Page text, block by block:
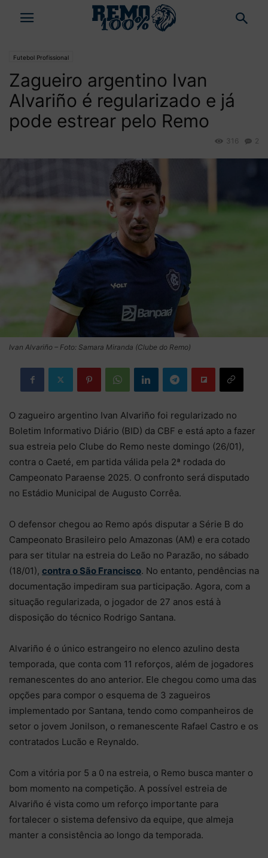
Futebol Profissional
Zagueiro argentino Ivan
Alvariño é regularizado e já
pode estrear pelo Remo
2
316
Ivan Alvariño – Foto: Samara Miranda (Clube do Remo)
O zagueiro argentino Ivan Alvariño foi regularizado no
Boletim Informativo Diário (BID) da CBF e está apto a fazer
sua estreia pelo Clube do Remo neste domingo (26/01),
contra o Caeté, em partida válida pela 2ª rodada do
Campeonato Paraense 2025. O confronto será disputado
no Estádio Municipal de Augusto Corrêa.
O defensor chegou ao Remo após disputar a Série B do
Campeonato Brasileiro pelo Amazonas (AM) e era cotado
para ser titular na estreia do Leão no Parazão, no sábado
(18/01), contra o São Francisco. No entanto, pendências na
documentação impediram sua participação. Agora, com a
situação regularizada, o jogador de 27 anos está à
disposição do técnico Rodrigo Santana.
Alvariño é o único estrangeiro no elenco azulino desta
temporada, que conta com 11 reforços, além de jogadores
remanescentes do ano anterior. Ele chegou como uma das
opções para compor o esquema de 3 zagueiros
implementado por Santana, tendo como companheiros de
setor o jovem Jonilson, o remanescente Rafael Castro e os
contratados Lucão e Reynaldo.
Com a vitória por 5 a 0 na estreia, o Remo busca manter o
bom momento na competição. A possível estreia de
Alvariño é vista como um reforço importante para
fortalecer o sistema defensivo da equipe, que almeja
manter a consistência ao longo da temporada.